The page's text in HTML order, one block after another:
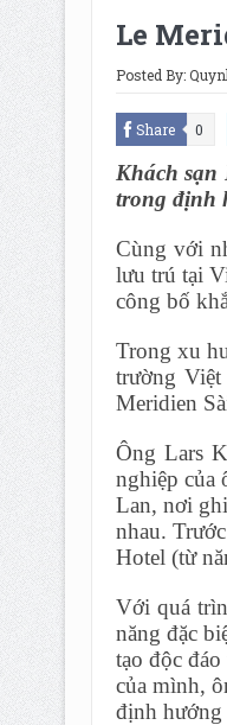
Le
Posted By:
Share 0
Khách
trong định
Cùng với
lưu trú tại
công bố
Trong xu
trường
Meridien
Ông Lars
nghiệp của
Lan, nơi
nhau.
Hotel (từ
Với quá
năng đặc
tạo độc
của mình,
định hướng